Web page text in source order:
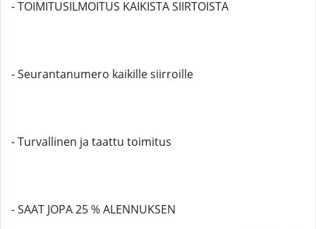
- TOIMITUSILMOITUS KAIKISTA SIIRTOISTA
- Seurantanumero kaikille siirroille
- Turvallinen ja taattu toimitus
- SAAT JOPA 25 % ALENNUKSEN